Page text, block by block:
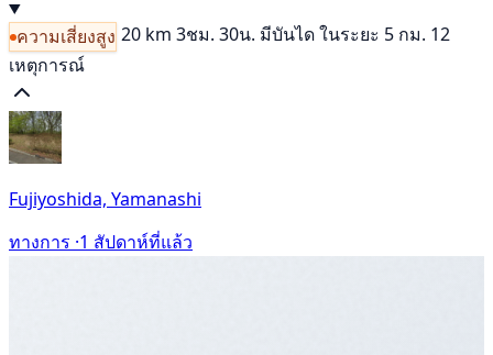
ความเสี่ยงสูง 20 km 3ชม. 30น. มีบันไดในระยะ 5 กม. 12
เหตุการณ์
Fujiyoshida, Yamanashi
ทางการ ·1 สัปดาห์ที่แล้ว